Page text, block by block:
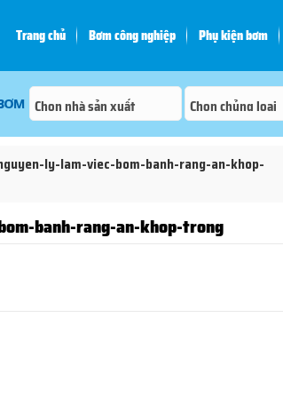
Trang chủ Bơm công nghiệp Phụ kiện bơm
ly-lam-viec-bom-banh-rang-an-khop-
banh-rang-an-khop-trong